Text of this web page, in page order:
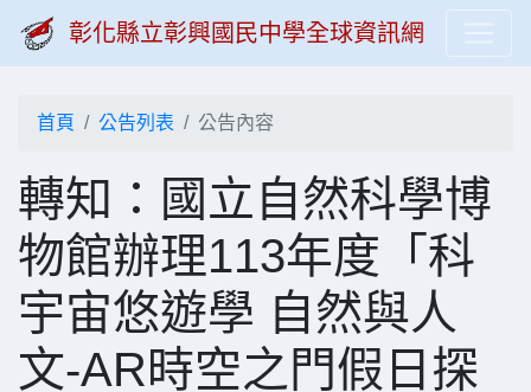
彰化縣立彰興國民中學全球資訊網
首頁 公告列表 公告內容
轉知：國立自然科學博
物館辦理113年度「科
宇宙悠遊學 自然與人
文-AR時空之門假日探